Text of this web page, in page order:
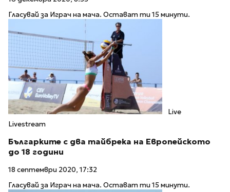
Гласувай за Играч на мача. Остават ти 15 минути.
Live
Livestream
Българките с два тайбрека на Европейското
до 18 години
18 септември 2020, 17:32
Гласувай за Играч на мача. Остават ти 15 минути.